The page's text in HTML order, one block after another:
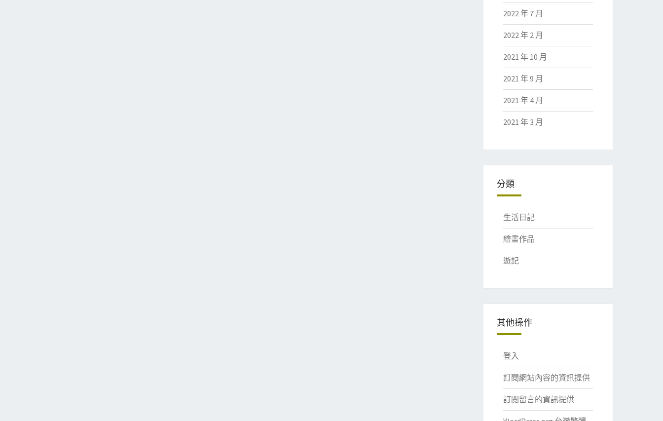
2022 年 7 月
2022 年 2 月
2021 年 10 月
2021 年 9 月
2021 年 4 月
2021 年 3 月
分類
生活日記
繪畫作品
遊記
其他操作
登入
訂閱網站內容的資訊提供
訂閱留言的資訊提供